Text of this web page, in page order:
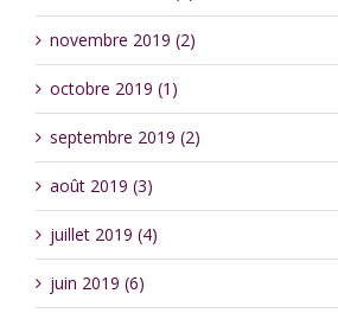
novembre 2019 (2)
octobre 2019 (1)
septembre 2019 (2)
août 2019 (3)
juillet 2019 (4)
juin 2019 (6)